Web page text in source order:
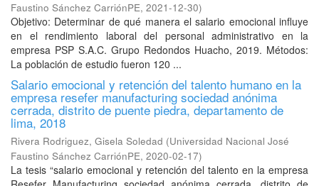
Faustino Sánchez CarriónPE, 2021-12-30)
Objetivo: Determinar de qué manera el salario emocional influye
en el rendimiento laboral del personal administrativo en la
empresa PSP S.A.C. Grupo Redondos Huacho, 2019. Métodos:
La población de estudio fueron 120 ...
Salario emocional y retención del talento humano en la
empresa resefer manufacturing sociedad anónima
cerrada, distrito de puente piedra, departamento de
lima, 2018
Rivera Rodriguez, Gisela Soledad (Universidad Nacional José
Faustino Sánchez CarriónPE, 2020-02-17)
La tesis “salario emocional y retención del talento en la empresa